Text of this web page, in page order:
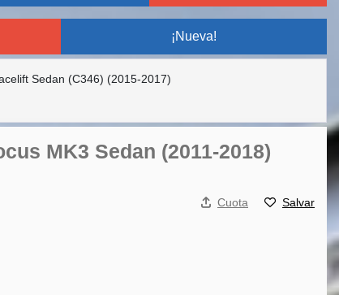
¡Nueva!
Sedan (C346) (2015-2017)
MK3 Sedan (2011-2018)
Cuota Salvar